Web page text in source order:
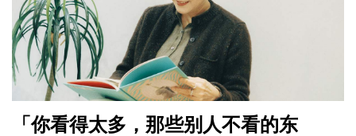
「你看得太多，那些别人不看的东